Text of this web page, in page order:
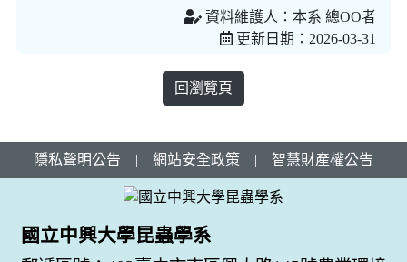
資料維護人：本系 總OO者
更新日期：2026-03-31
回瀏覽頁
隱私聲明公告 | 網站安全政策 | 智慧財產權公告
國立中興大學昆蟲學系